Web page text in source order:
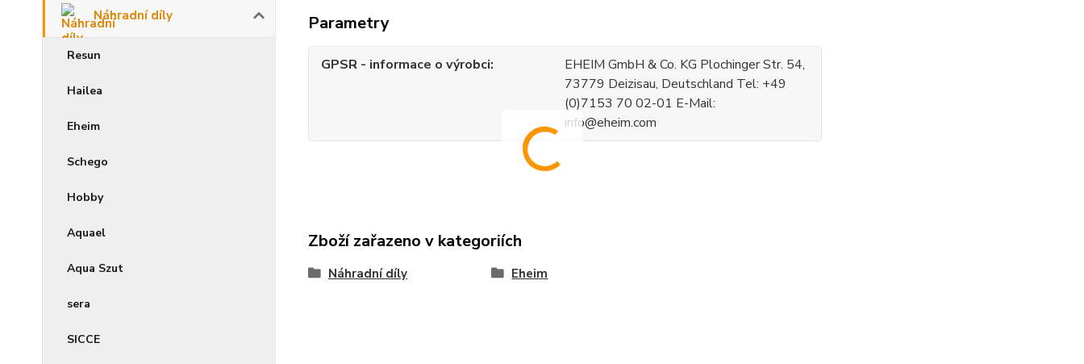
Náhradní díly
Resun
Hailea
Eheim
Schego
Hobby
Aquael
Aqua Szut
sera
SICCE
Parametry
GPSR - informace o výrobci
EHEIM GmbH & Co. KG Plochinger Str. 54,
73779 Deizisau, Deutschland Tel: +49
(0)7153 70 02-01 E-Mail:
info@eheim.com
Zboží zařazeno v kategoriích
Náhradní díly Eheim